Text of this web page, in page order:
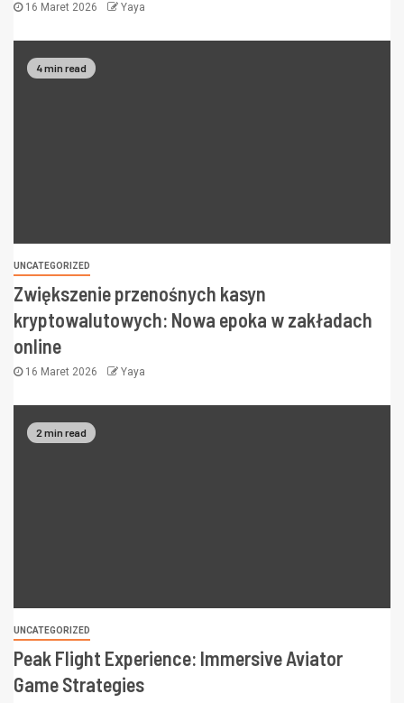
16 Maret 2026 Yaya
4 min read
UNCATEGORIZED
Zwiększenie przenośnych kasyn
kryptowalutowych: Nowa epoka w zakładach
online
16 Maret 2026 Yaya
2 min read
UNCATEGORIZED
Peak Flight Experience: Immersive Aviator
Game Strategies